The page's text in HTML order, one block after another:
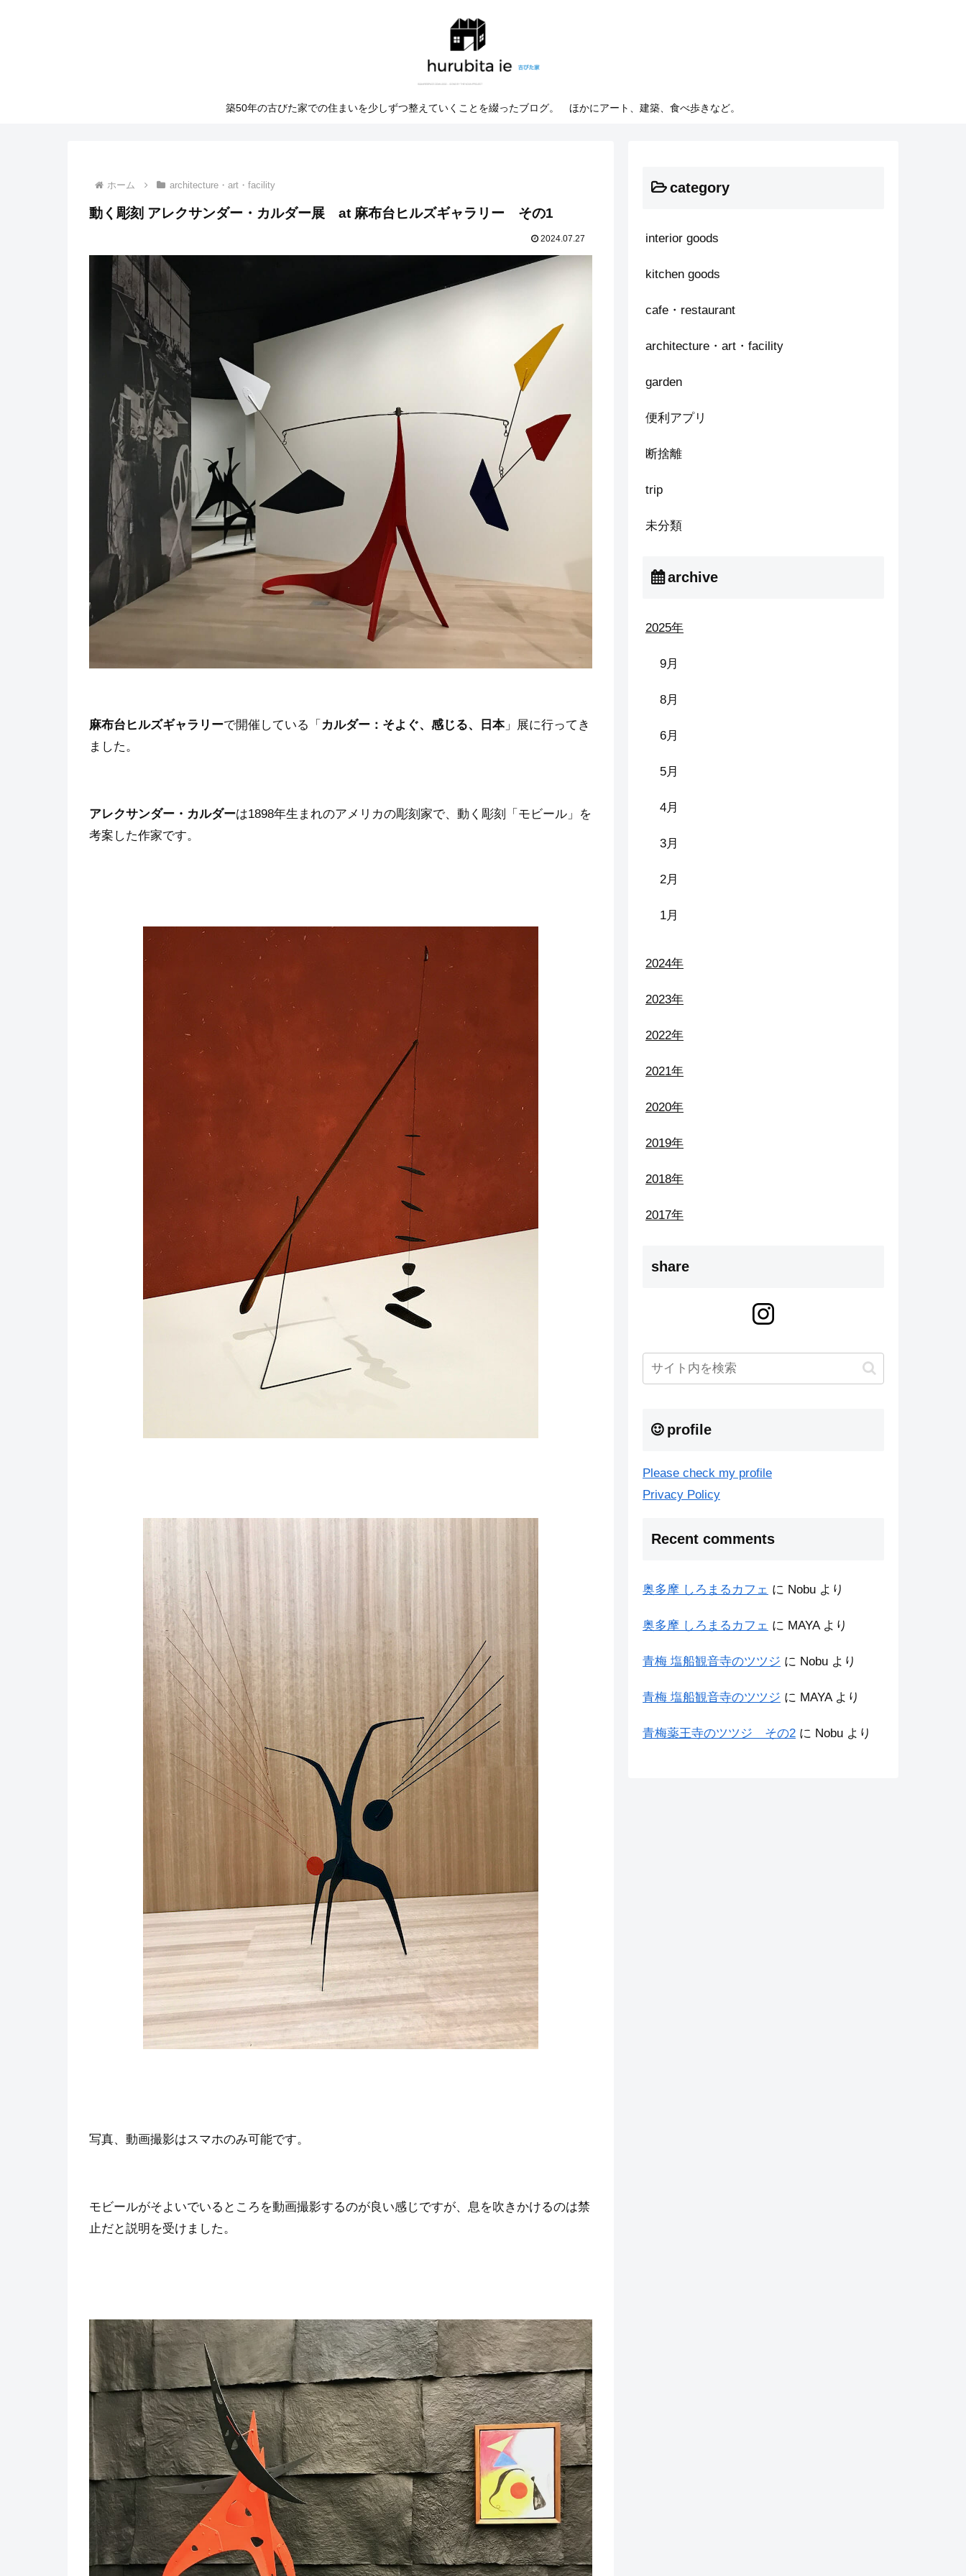
築50年の古びた家での住まいを少しずつ整えていくことを綴ったブログ。 ほかにアート、建築、食べ歩きなど。
ホーム architecture・art・facility
動く彫刻 アレクサンダー・カルダー展 at 麻布台ヒルズギャラリー その1
2024.07.27
麻布台ヒルズギャラリーで開催している「 カルダー：そよぐ、感じる、日本」展に行ってき
ました。
アレクサンダー・カルダーは1898年生まれのアメリカの彫刻家で、動く彫刻「モビール」を
考案した作家です。
写真、動画撮影はスマホのみ可能です。
モビールがそよいでいるところを動画撮影するのが良い感じですが、息を吹きかけるのは禁
止だと説明を受けました。
category
interior goods
kitchen goods
cafe・restaurant
architecture・art・facility
garden
便利アプリ
断捨離
trip
未分類
archive
2025年
9月
8月
6月
5月
4月
3月
2月
1月
2024年
2023年
2022年
2021年
2020年
2019年
2018年
2017年
share
profile
Please check my profile
Privacy Policy
Recent comments
奥多摩 しろまるカフェ に Nobu より
奥多摩 しろまるカフェ に MAYAより
青梅 塩船観音寺のツツジ に Nobu より
青梅 塩船観音寺のツツジ に MAYAより
青梅薬王寺のツツジ その2 に Nobu より